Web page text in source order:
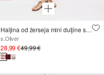
Haljina od žerseja mini duljine s vezicom
s.Oliver
28,99 €49,99 €